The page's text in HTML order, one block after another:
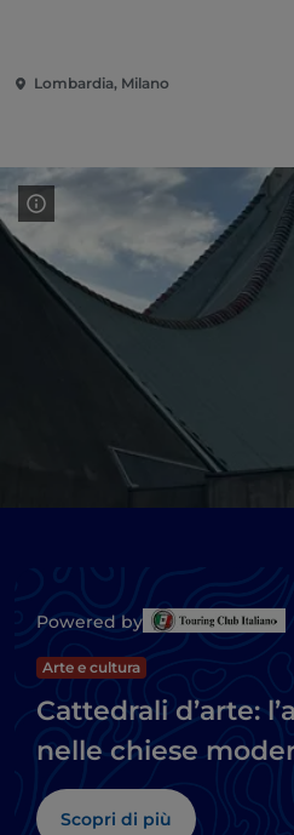
Lombardia, Milano
Powered by
Arte e cultura
Cattedrali d’arte:
nelle chiese
Scopri di più